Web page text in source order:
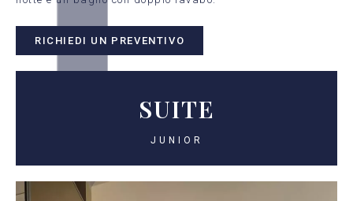
SUITE
JUNIOR
RICHIEDI UN PREVENTIVO